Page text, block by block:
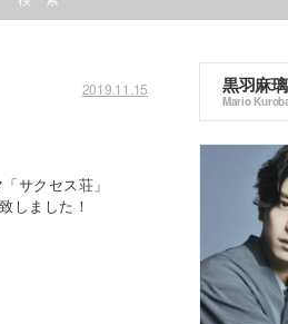
2019.11.15
サクセス荘」
しました！
黒羽麻
Mario